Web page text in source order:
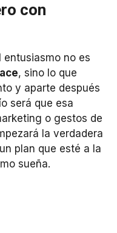
con
entusiasmo no es
, sino lo que
y aparte después
será que esa
o gestos de
la verdadera
plan que esté a la
sueña.